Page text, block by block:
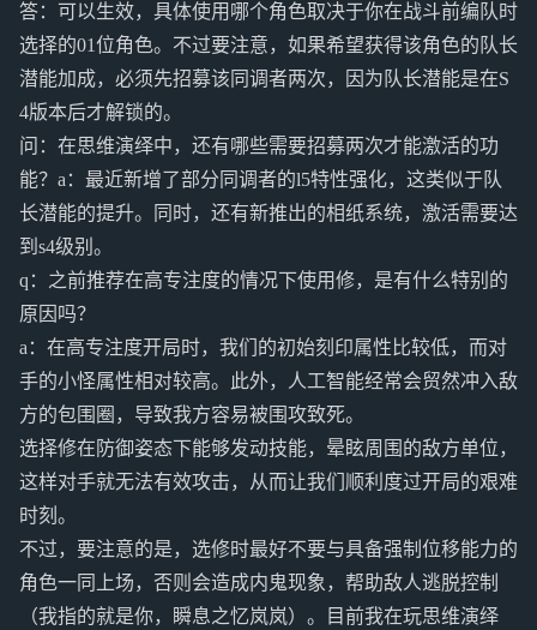
答：可以生效，具体使用哪个角色取决于你在战斗前编队时
选择的01位角色。不过要注意，如果希望获得该角色的队长
潜能加成，必须先招募该同调者两次，因为队长潜能是在S
4版本后才解锁的。
问：在思维演绎中，还有哪些需要招募两次才能激活的功
能？a：最近新增了部分同调者的l5特性强化，这类似于队
长潜能的提升。同时，还有新推出的相纸系统，激活需要达
到s4级别。
q：之前推荐在高专注度的情况下使用修，是有什么特别的
原因吗？
a：在高专注度开局时，我们的初始刻印属性比较低，而对
手的小怪属性相对较高。此外，人工智能经常会贸然冲入敌
方的包围圈，导致我方容易被围攻致死。
选择修在防御姿态下能够发动技能，晕眩周围的敌方单位，
这样对手就无法有效攻击，从而让我们顺利度过开局的艰难
时刻。
不过，要注意的是，选修时最好不要与具备强制位移能力的
角色一同上场，否则会造成内鬼现象，帮助敌人逃脱控制
（我指的就是你，瞬息之忆岚岚）。目前我在玩思维演绎